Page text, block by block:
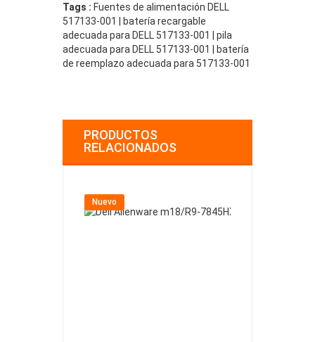
Tags : Fuentes de alimentación DELL
517133-001 | batería recargable
adecuada para DELL 517133-001 | pila
adecuada para DELL 517133-001 | batería
de reemplazo adecuada para 517133-001
PRODUCTOS
RELACIONADOS
Nuevo